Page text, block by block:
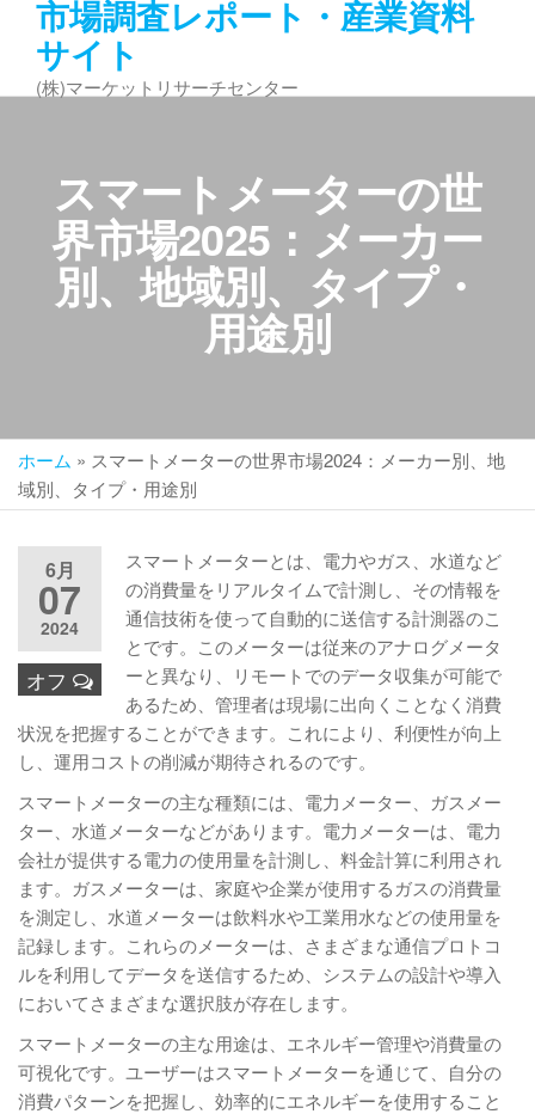
ン
市場調査レポート・産業資料
サイト
(株)マーケットリサーチセンター
スマートメーターの世
界市場2025：メーカー
別、地域別、タイプ・
用途別
ホーム » スマートメーターの世界市場2024：メーカー別、地
域別、タイプ・用途別
6月
07
2024
オフ
スマートメーターとは、電力やガス、水道など
の消費量をリアルタイムで計測し、その情報を
通信技術を使って自動的に送信する計測器のこ
とです。このメーターは従来のアナログメータ
ーと異なり、リモートでのデータ収集が可能で
あるため、管理者は現場に出向くことなく消費
状況を把握することができます。これにより、利便性が向上
し、運用コストの削減が期待されるのです。
スマートメーターの主な種類には、電力メーター、ガスメー
ター、水道メーターなどがあります。電力メーターは、電力
会社が提供する電力の使用量を計測し、料金計算に利用され
ます。ガスメーターは、家庭や企業が使用するガスの消費量
を測定し、水道メーターは飲料水や工業用水などの使用量を
記録します。これらのメーターは、さまざまな通信プロトコ
ルを利用してデータを送信するため、システムの設計や導入
においてさまざまな選択肢が存在します。
スマートメーターの主な用途は、エネルギー管理や消費量の
可視化です。ユーザーはスマートメーターを通じて、自分の
消費パターンを把握し、効率的にエネルギーを使用すること